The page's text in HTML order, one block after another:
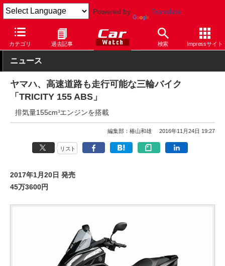
Powered by Translate
カテゴリ 過去記事 検索 Impressサイト
Car Watch モーターサイクル ヤマハ
ニュース
ヤマハ、高速道路も走行可能な三輪バイク
「TRICITY 155 ABS」
排気量155cm3エンジンを搭載
編集部：椿山和雄 2016年11月24日 19:27
リスト
2017年1月20日 発売
45万3600円